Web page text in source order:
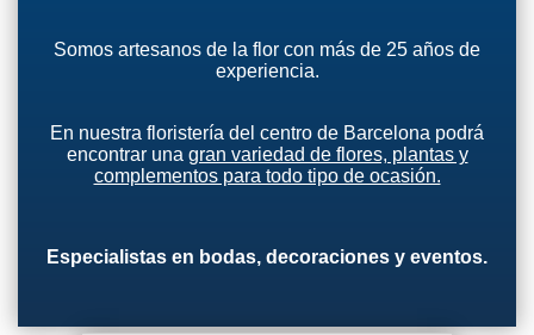
Somos artesanos de la flor con más de 25 años de
experiencia.
En nuestra floristería del centro de Barcelona podrá
encontrar una gran variedad de flores, plantas y
complementos para todo tipo de ocasión.
Especialistas en bodas, decoraciones y eventos.